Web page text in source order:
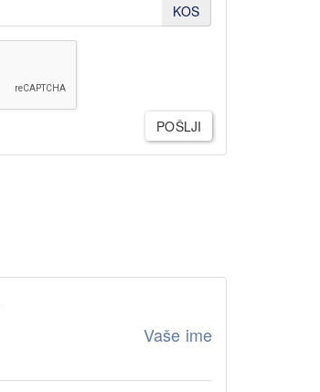
KOS
POŠLJI
Vaše ime